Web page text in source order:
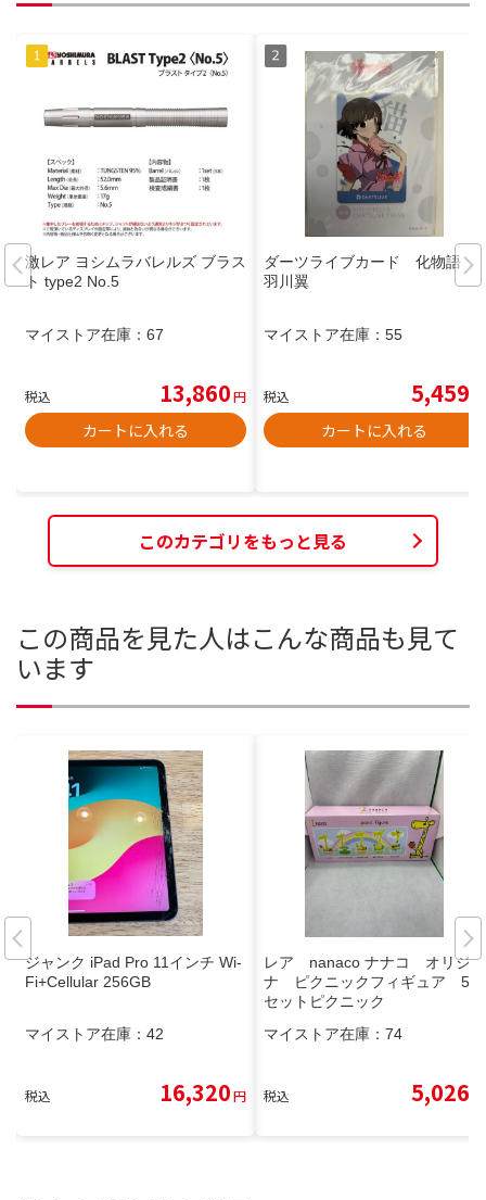
激レア ヨシムラバレルズ ブラス
ト type2 No.5
マイストア在庫： 67
税込 13,860円
カートに入れる
ダーツライブカード 化物語
羽川翼
マイストア在庫： 55
税込 5,459
カートに入れる
このカテゴリをもっと見る
この商品を見た人はこんな商品も見て
います
ジャンク iPad Pro 11インチ Wi-
Fi+Cellular 256GB
マイストア在庫： 42
税込 16,320円
レア nanaco ナナコ オリジ
ナ ピクニックフィギュア 5体
セットピクニック
マイストア在庫： 74
税込 5,026